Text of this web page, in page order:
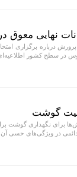
در ۴ استان جنوبی کشور
درباره برگزاری
در سطح کشور
گوشت
برای نگهداری گوشت
دائمی در ویژگی‌های حسی